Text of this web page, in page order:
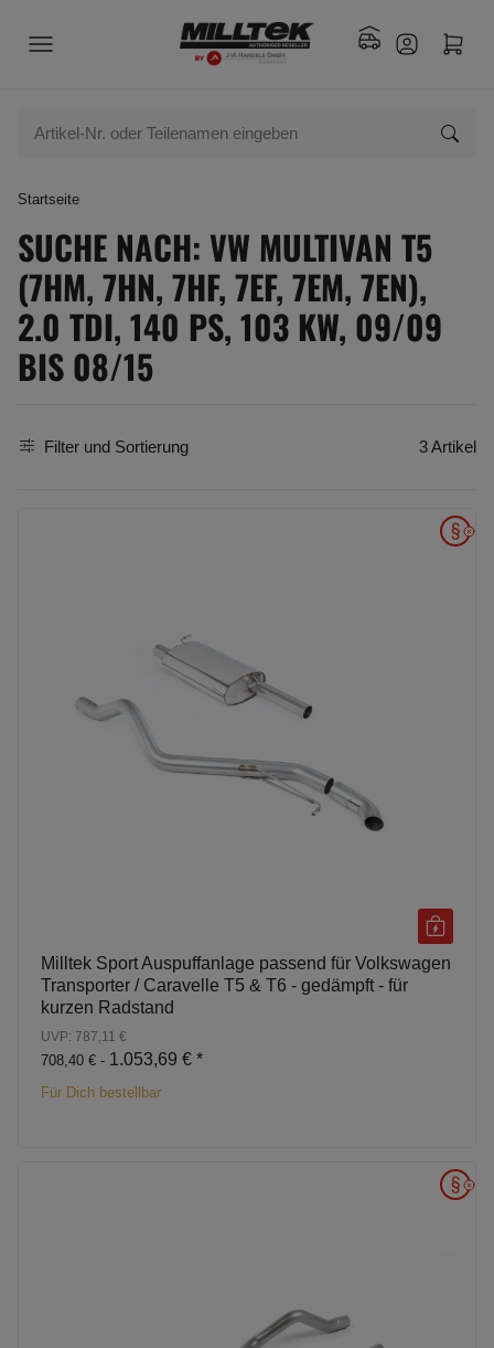
Startseite
SUCHE NACH: VW MULTIVAN T5
(7HM, 7HN, 7HF, 7EF, 7EM, 7EN),
2.0 TDI, 140 PS, 103 KW, 09/09
BIS 08/15
Filter und Sortierung 3 Artikel
Milltek Sport Auspuffanlage passend für Volkswagen
Transporter / Caravelle T5 & T6 - gedämpft - für
kurzen Radstand
UVP: 787,11 €
708,40 € - 1.053,69 € *
Für Dich bestellbar